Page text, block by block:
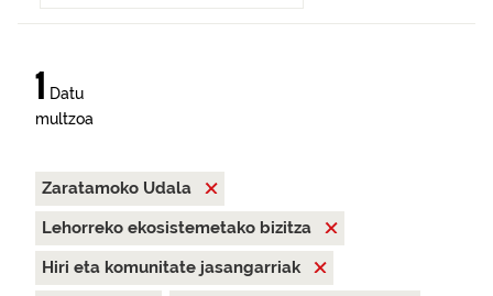
1 Datu
multzoa
Zaratamoko Udala
Lehorreko ekosistemetako bizitza
Hiri eta komunitate jasangarriak